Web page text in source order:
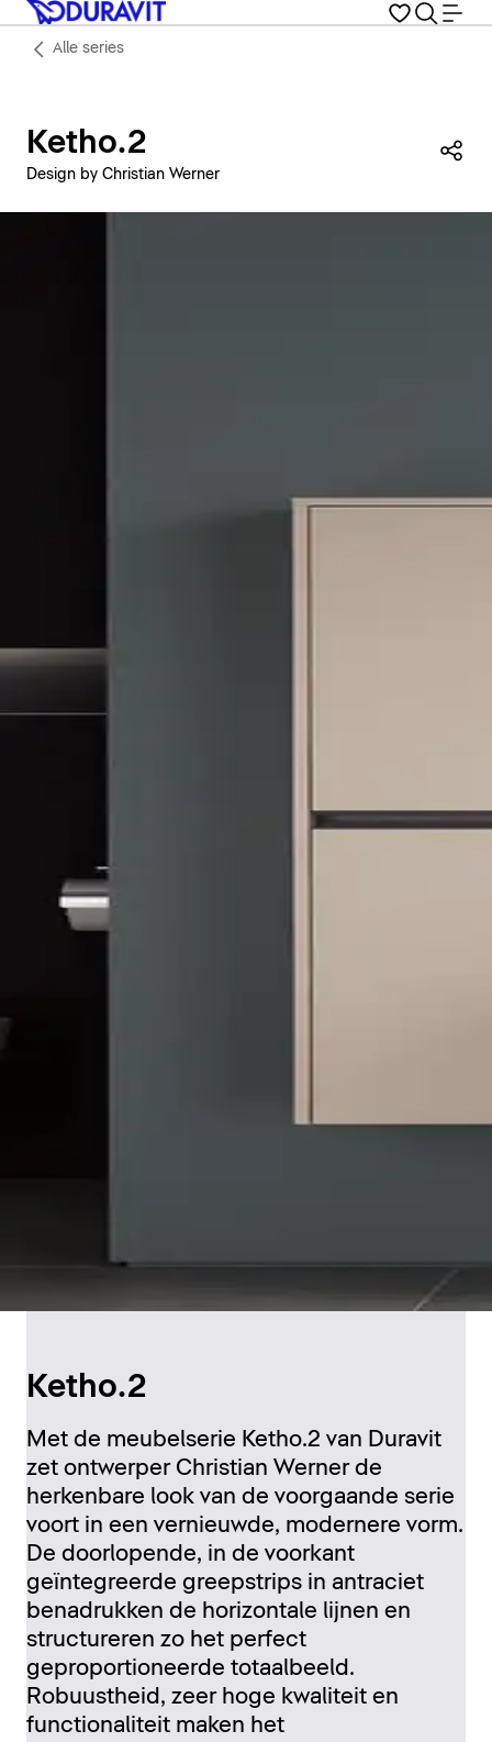
Alle series
Ketho.2
Design by Christian Werner
Ketho.2
Met de meubelserie Ketho.2 van Duravit
zet ontwerper Christian Werner de
herkenbare look van de voorgaande serie
voort in een vernieuwde, modernere vorm.
De doorlopende, in de voorkant
geïntegreerde greepstrips in antraciet
benadrukken de horizontale lijnen en
structureren zo het perfect
geproportioneerde totaalbeeld.
Robuustheid, zeer hoge kwaliteit en
functionaliteit maken het